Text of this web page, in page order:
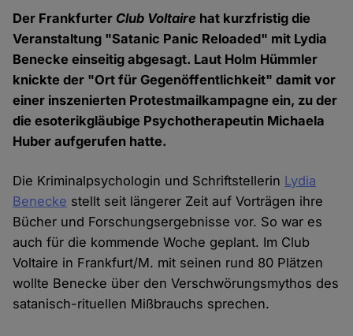
Der Frankfurter Club Voltaire hat kurzfristig die
Veranstaltung "Satanic Panic Reloaded" mit Lydia
Benecke einseitig abgesagt. Laut Holm Hümmler
knickte der "Ort für Gegenöffentlichkeit" damit vor
einer inszenierten Protestmailkampagne ein, zu der
die esoterikgläubige Psychotherapeutin Michaela
Huber aufgerufen hatte.
Die Kriminalpsychologin und Schriftstellerin Lydia
Benecke stellt seit längerer Zeit auf Vorträgen ihre
Bücher und Forschungsergebnisse vor. So war es
auch für die kommende Woche geplant. Im Club
Voltaire in Frankfurt/M. mit seinen rund 80 Plätzen
wollte Benecke über den Verschwörungsmythos des
satanisch-rituellen Mißbrauchs sprechen.